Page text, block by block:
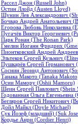
Рассел Джон (Russell John)
Остин Ллойд (Austen Lloyd)
Шунин Лев Александрович
Бочвар Андрей Анатольевич
Егорова Любовь Николаевна
Пугачёв Виктор Георгиевич
Парк Ронан (The Ronan Park)
Гмелин Иоганн Фридрих
Пионтковский Андрей
Эльтеков Сергей Кузьмич
Пушкарёв Сергей Германович
Соснин Леонид Антонович
Танака Макото (Tanaka
Осии Мамору (Oshii Mamoru)
Шеин Сергей Павлович (Shein
Годованная Ольга Евгеньевна
Бегляров Сергей Никитович
Дойл Майкл (Doyle Michael)
Сук Йозеф (младший) (Suk
Кордье Анри (Cordier Henri)